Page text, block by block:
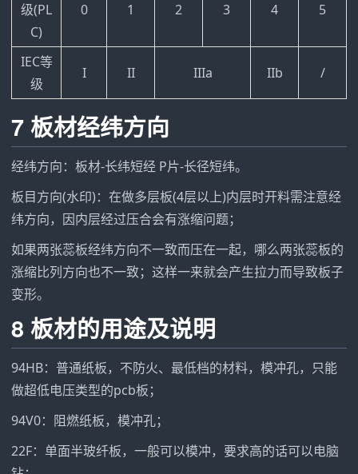
级(PL
C)
0 1 2 3 4 5
IEC等
级
I II IIIa IIb /
7 板材经纬方向
经纬方向：板材-长纬短经 P片-长径短纬。
板目方向(水印)：在做多层板(4层以上)内层时开料需注意经
纬方向，因内层经过压合会有涨缩问题；
如果两张蕊板经纬方向不一致而压在一起，哪么两张蕊板的
涨缩比列方向也不一致；这样一来就会产生拉力而导致板子
变形。
8 板材的用途及说明
94HB：普通纸板，不防火、最低档的材料，模冲孔，只能
做超低电压类型的pcb板；
94V0：阻燃纸板，模冲孔；
22F：单面半玻纤板，一般可以模冲，要求高的话可以电脑